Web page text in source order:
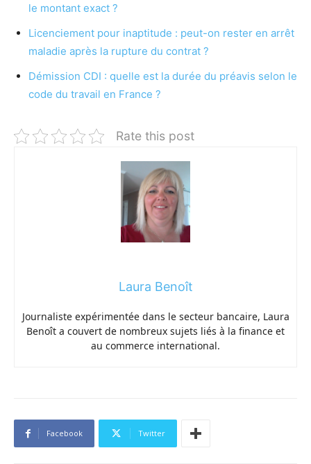
le montant exact ?
Licenciement pour inaptitude : peut-on rester en arrêt
maladie après la rupture du contrat ?
Démission CDI : quelle est la durée du préavis selon le
code du travail en France ?
Rate this post
Laura Benoît
Journaliste expérimentée dans le secteur bancaire, Laura
Benoît a couvert de nombreux sujets liés à la finance et
au commerce international.
Facebook Twitter